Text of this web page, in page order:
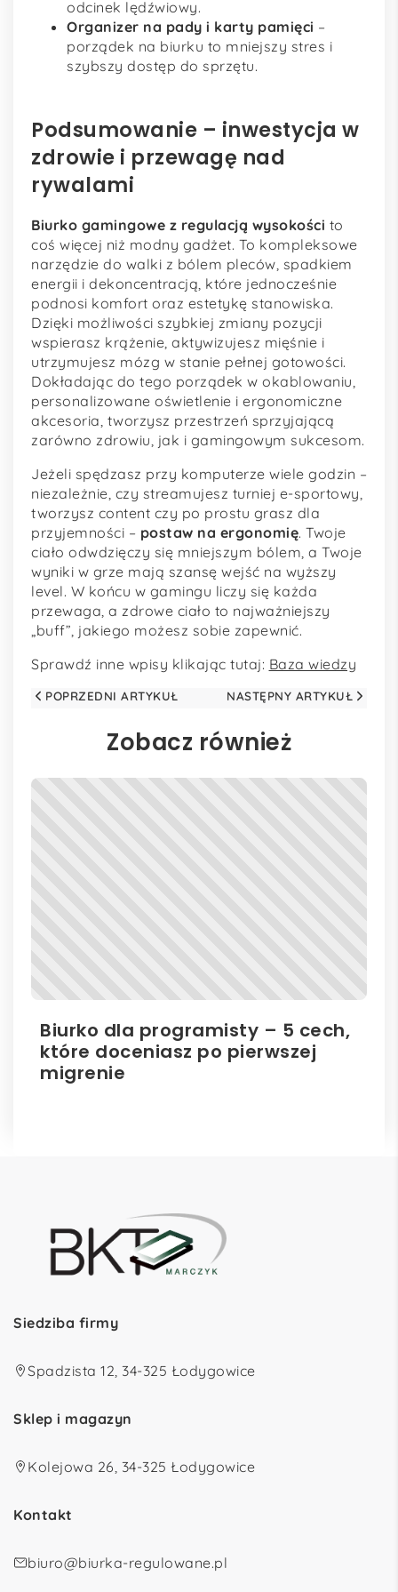
odcinek lędźwiowy.
Organizer na pady i karty pamięci –
porządek na biurku to mniejszy stres i
szybszy dostęp do sprzętu.
Podsumowanie – inwestycja w
zdrowie i przewagę nad
rywalami
Biurko gamingowe z regulacją wysokości to
coś więcej niż modny gadżet. To kompleksowe
narzędzie do walki z bólem pleców, spadkiem
energii i dekoncentracją, które jednocześnie
podnosi komfort oraz estetykę stanowiska.
Dzięki możliwości szybkiej zmiany pozycji
wspierasz krążenie, aktywizujesz mięśnie i
utrzymujesz mózg w stanie pełnej gotowości.
Dokładając do tego porządek w okablowaniu,
personalizowane oświetlenie i ergonomiczne
akcesoria, tworzysz przestrzeń sprzyjającą
zarówno zdrowiu, jak i gamingowym sukcesom.
Jeżeli spędzasz przy komputerze wiele godzin –
niezależnie, czy streamujesz turniej e-sportowy,
tworzysz content czy po prostu grasz dla
przyjemności – postaw na ergonomię. Twoje
ciało odwdzięczy się mniejszym bólem, a Twoje
wyniki w grze mają szansę wejść na wyższy
level. W końcu w gamingu liczy się każda
przewaga, a zdrowe ciało to najważniejszy
„buff”, jakiego możesz sobie zapewnić.
Sprawdź inne wpisy klikając tutaj: Baza wiedzy
POPRZEDNI ARTYKUŁ NASTĘPNY ARTYKUŁ
Zobacz również
Biurko dla programisty – 5 cech,
które doceniasz po pierwszej
migrenie
Siedziba firmy
Spadzista 12, 34-325 Łodygowice
Sklep i magazyn
Kolejowa 26, 34-325 Łodygowice
Kontakt
biuro@biurka-regulowane.pl